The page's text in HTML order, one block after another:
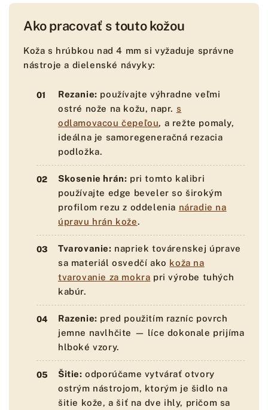
Ako pracovať s touto kožou
Koža s hrúbkou nad 4 mm si vyžaduje správne
nástroje a dielenské návyky:
Rezanie: používajte výhradne veľmi
ostré nože na kožu, napr. s
odlamovacou čepeľou, a režte pomaly,
ideálna je samoregeneračná rezacia
podložka.
Skosenie hrán: pri tomto kalibri
používajte edge beveler so širokým
profilom rezu z oddelenia náradie na
úpravu hrán kože.
Tvarovanie: napriek továrenskej úprave
sa materiál osvedčí ako koža na
tvarovanie za mokra pri výrobe tuhých
kabúr.
Razenie: pred použitím razníc povrch
jemne navlhčite — líce dokonale prijíma
hlboké vzory.
Šitie: odporúčame vytvárať otvory
ostrým nástrojom, ktorým je šidlo na
šitie kože, a šiť na dve ihly, pričom sa